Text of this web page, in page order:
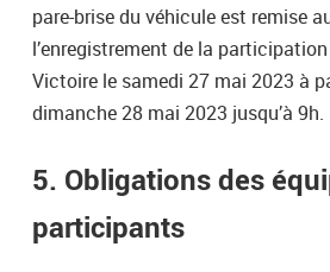
pare-brise du véhicule est remise
l’enregistrement de la
Victoire le samedi 27 mai 2023 à
dimanche 28 mai 2023 jusqu’à 9h.
5. Obligations des
participants